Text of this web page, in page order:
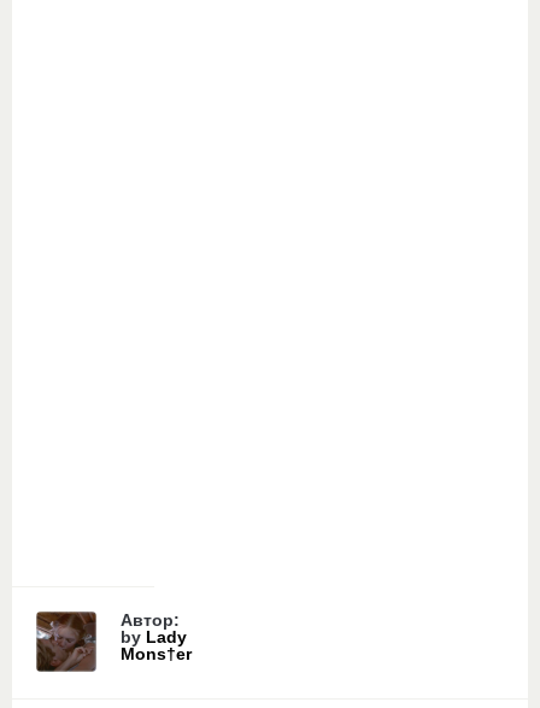
Автор:
by Lady
Mons†er